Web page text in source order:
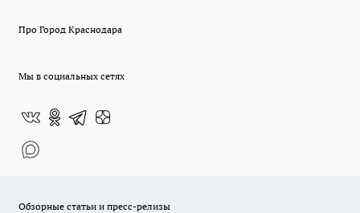
Про Город Краснодара
Мы в социальных сетях
Обзорные статьи и пресс-релизы